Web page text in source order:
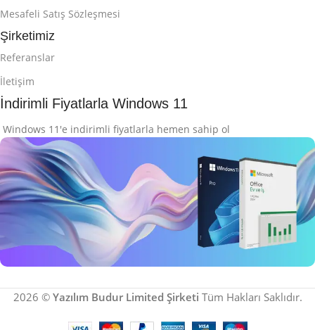
Mesafeli Satış Sözleşmesi
Şirketimiz
Referanslar
İletişim
İndirimli Fiyatlarla Windows 11
Windows 11'e indirimli fiyatlarla hemen sahip ol
İndirimli Windows 11
2026 © Yazılım Budur Limited Şirketi Tüm Hakları Saklıdır.